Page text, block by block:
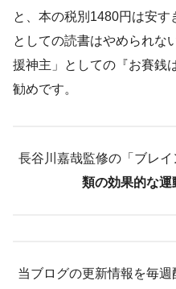
と、本の税別1480円は安
としての読書はやめられな
援神主」としての『お賽銭
勧めです。
長谷川嘉哉監修の「ブレ
類の効果的な運
当ブログの更新情報を毎週